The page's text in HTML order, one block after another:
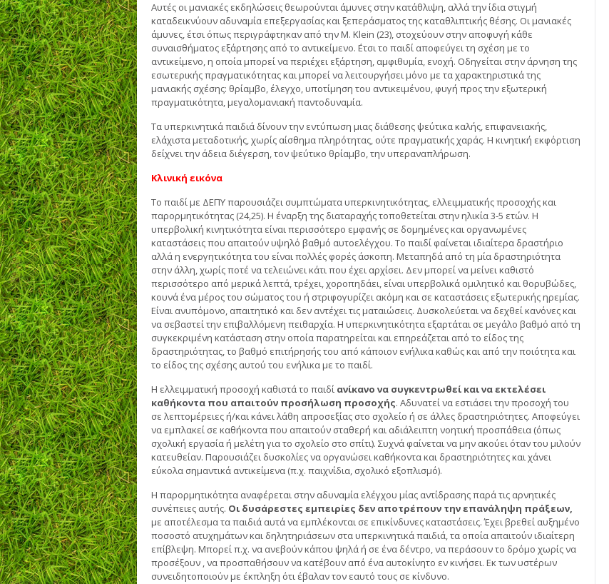
Αυτές οι μανιακές εκδηλώσεις θεωρούνται άμυνες στην κατάθλιψη, αλλά την ίδια στιγμή
καταδεικνύουν αδυναμία επεξεργασίας και ξεπεράσματος της καταθλιπτικής θέσης. Οι μανιακές
άμυνες, έτσι όπως περιγράφτηκαν από την M. Klein (23), στοχεύουν στην αποφυγή κάθε
συναισθήματος εξάρτησης από το αντικείμενο. ΄Ετσι το παιδί αποφεύγει τη σχέση με το
αντικείμενο, η οποία μπορεί να περιέχει εξάρτηση, αμφιθυμία, ενοχή. Οδηγείται στην άρνηση της
εσωτερικής πραγματικότητας και μπορεί να λειτουργήσει μόνο με τα χαρακτηριστικά της
μανιακής σχέσης: θρίαμβο, έλεγχο, υποτίμηση του αντικειμένου, φυγή προς την εξωτερική
πραγματικότητα, μεγαλομανιακή παντοδυναμία.
Τα υπερκινητικά παιδιά δίνουν την εντύπωση μιας διάθεσης ψεύτικα καλής, επιφανειακής,
ελάχιστα μεταδοτικής, χωρίς αίσθημα πληρότητας, ούτε πραγματικής χαράς. Η κινητική εκφόρτιση
δείχνει την άδεια διέγερση, τον ψεύτικο θρίαμβο, την υπεραναπλήρωση.
Κλινική εικόνα
Το παιδί με ΔΕΠΥ παρουσιάζει συμπτώματα υπερκινητικότητας, ελλειμματικής προσοχής και
παρορμητικότητας (24,25). Η έναρξη της διαταραχής τοποθετείται στην ηλικία 3-5 ετών. Η
υπερβολική κινητικότητα είναι περισσότερο εμφανής σε δομημένες και οργανωμένες
καταστάσεις που απαιτούν υψηλό βαθμό αυτοελέγχου. Το παιδί φαίνεται ιδιαίτερα δραστήριο
αλλά η ενεργητικότητα του είναι πολλές φορές άσκοπη. Μεταπηδά από τη μία δραστηριότητα
στην άλλη, χωρίς ποτέ να τελειώνει κάτι που έχει αρχίσει. Δεν μπορεί να μείνει καθιστό
περισσότερο από μερικά λεπτά, τρέχει, χοροπηδάει, είναι υπερβολικά ομιλητικό και θορυβώδες,
κουνά ένα μέρος του σώματος του ή στριφογυρίζει ακόμη και σε καταστάσεις εξωτερικής ηρεμίας.
Είναι ανυπόμονο, απαιτητικό και δεν αντέχει τις ματαιώσεις. Δυσκολεύεται να δεχθεί κανόνες και
να σεβαστεί την επιβαλλόμενη πειθαρχία. Η υπερκινητικότητα εξαρτάται σε μεγάλο βαθμό από τη
συγκεκριμένη κατάσταση στην οποία παρατηρείται και επηρεάζεται από το είδος της
δραστηριότητας, το βαθμό επιτήρησής του από κάποιον ενήλικα καθώς και από την ποιότητα και
το είδος της σχέσης αυτού του ενήλικα με το παιδί.
Η ελλειμματική προσοχή καθιστά το παιδί ανίκανο να συγκεντρωθεί και να εκτελέσει
καθήκοντα που απαιτούν προσήλωση προσοχής. Αδυνατεί να εστιάσει την προσοχή του
σε λεπτομέρειες ή/και κάνει λάθη απροσεξίας στο σχολείο ή σε άλλες δραστηριότητες. Αποφεύγει
να εμπλακεί σε καθήκοντα που απαιτούν σταθερή και αδιάλειπτη νοητική προσπάθεια (όπως
σχολική εργασία ή μελέτη για το σχολείο στο σπίτι). Συχνά φαίνεται να μην ακούει όταν του μιλούν
κατευθείαν. Παρουσιάζει δυσκολίες να οργανώσει καθήκοντα και δραστηριότητες και χάνει
εύκολα σημαντικά αντικείμενα (π.χ. παιχνίδια, σχολικό εξοπλισμό).
Η παρορμητικότητα αναφέρεται στην αδυναμία ελέγχου μίας αντίδρασης παρά τις αρνητικές
συνέπειες αυτής. Οι δυσάρεστες εμπειρίες δεν αποτρέπουν την επανάληψη πράξεων,
με αποτέλεσμα τα παιδιά αυτά να εμπλέκονται σε επικίνδυνες καταστάσεις. Έχει βρεθεί αυξημένο
ποσοστό ατυχημάτων και δηλητηριάσεων στα υπερκινητικά παιδιά, τα οποία απαιτούν ιδιαίτερη
επίβλεψη. Μπορεί π.χ. να ανεβούν κάπου ψηλά ή σε ένα δέντρο, να περάσουν το δρόμο χωρίς να
προσέξουν , να προσπαθήσουν να κατέβουν από ένα αυτοκίνητο εν κινήσει. Εκ των υστέρων
συνειδητοποιούν με έκπληξη ότι έβαλαν τον εαυτό τους σε κίνδυνο.